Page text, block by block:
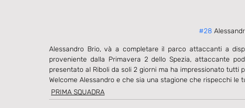
#28
Alessandro Brio, và a completare il parco attaccanti a
proveniente dalla Primavera 2 dello Spezia, attaccante
presentato al Riboli da soli 2 giorni ma ha impressionato tutti
Welcome Alessandro e che sia una stagione che rispecchi le
PRIMA SQUADRA